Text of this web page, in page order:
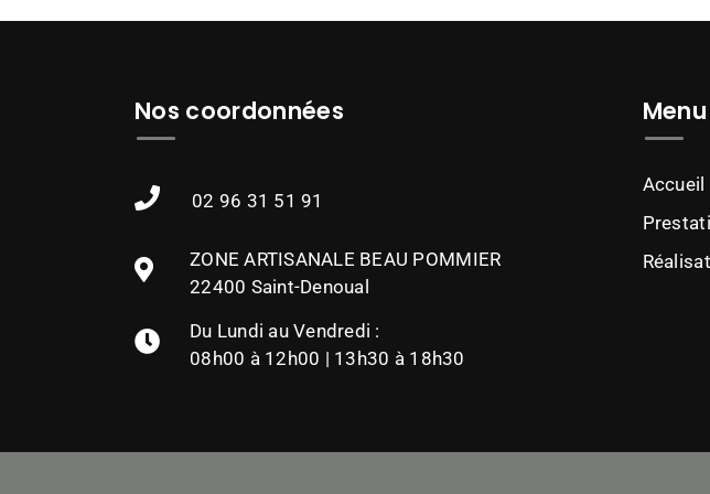
Nos coordonnées
02 96 31 51 91
ZONE ARTISANALE BEAU POMMIER
22400 Saint-Denoual
Du Lundi au Vendredi :
08h00 à 12h00 | 13h30 à 18h30
Menu
Accueil